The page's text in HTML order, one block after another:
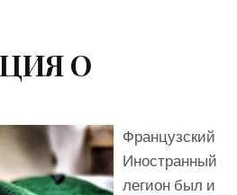
О
Французский
Иностранный
легион был и